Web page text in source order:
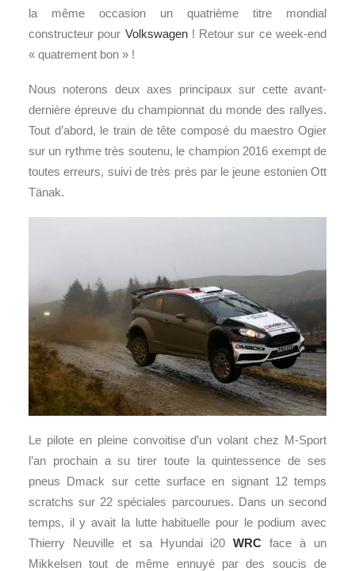
la même occasion un quatrième titre mondial
constructeur pour Volkswagen! Retour sur ce week-end
« quatrement bon » !
Nous noterons deux axes principaux sur cette avant-
dernière épreuve du championnat du monde des rallyes.
Tout d’abord, le train de tête composé du maestro Ogier
sur un rythme très soutenu, le champion 2016 exempt de
toutes erreurs, suivi de très près par le jeune estonien Ott
Tänak.
Le pilote en pleine convoitise d’un volant chez M-Sport
l’an prochain a su tirer toute la quintessence de ses
pneus Dmack sur cette surface en signant 12 temps
scratchs sur 22 spéciales parcourues. Dans un second
temps, il y avait la lutte habituelle pour le podium avec
Thierry Neuville et sa Hyundai i20WRC face à un
Mikkelsen tout de même ennuyé par des soucis de